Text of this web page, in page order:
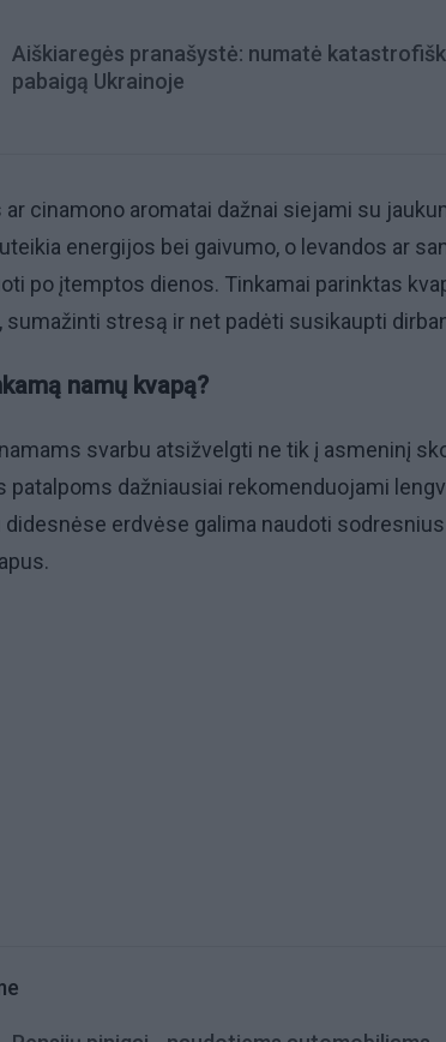
Aiškiaregės pranašystė: numatė
pabaigą Ukrainoje
ar cinamono aromatai dažnai siejami su
energijos bei gaivumo, o levandos ar
po įtemptos dienos. Tinkamai parinktas
sumažinti stresą ir net padėti susikaupti
namų kvapą?
svarbu atsižvelgti ne tik į asmeninį
patalpoms dažniausiai rekomenduojami
didesnėse erdvėse galima naudoti